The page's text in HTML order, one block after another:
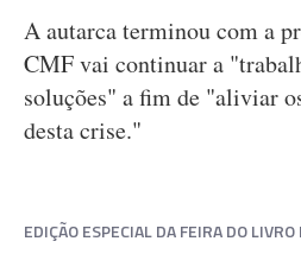
A autarca terminou com a
CMF vai continuar a
soluções" a fim de "aliviar
desta crise."
EDIÇÃO ESPECIAL DA FEIRA DO